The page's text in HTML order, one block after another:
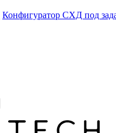
Конфигуратор СХД под